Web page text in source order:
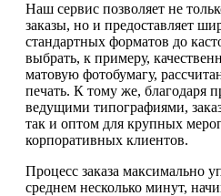
Наш сервис позволяет не
заказы, но и предоставляет
стандартных форматов до
выбрать, к примеру,
матовую фотобумагу,
печать. К тому же, благодаря
ведущими типографиями,
так и оптом для крупных
корпоративных клиентов.
Процесс заказа максимально
среднем несколько минут,